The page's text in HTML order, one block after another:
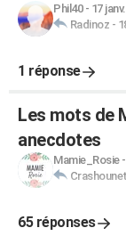
Phil40- 17
Radinoz -
1 réponse
Les mots de
anecdotes
Mamie_Rosie-
65 réponses